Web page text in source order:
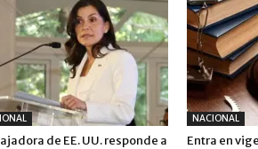
de EE. UU. responde a
NACIONAL
Entra en